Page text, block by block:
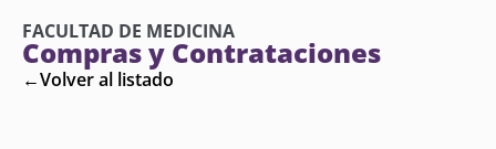
FACULTAD DE MEDICINA
Compras y Contrataciones
←Volver al listado